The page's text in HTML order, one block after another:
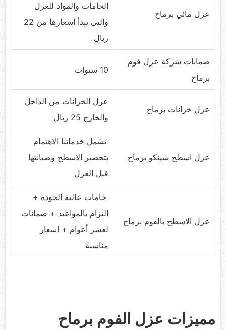
عزل مائي برماح
الخامات والمواد للعزل
والتي تبدأ اسعارها من 22
ريال
ضمانات شركة عزل فوم
برماح
10 سنوات
عزل خزانات برماح
عزل الخزانات من الداخل
والخارج 25 ريال
عزل اسطح شينكو برماح
تشمل خدماتنا الاهتمام
بتحضير الاسطح وصيانتها
قبل العزل
عزل الاسطح بالفوم برماح
خامات عالية الجودة +
التزام بالمواعيد + ضمانات
لعشر أعوام + اسعار
مناسبة
مميزات عزل الفوم برماح